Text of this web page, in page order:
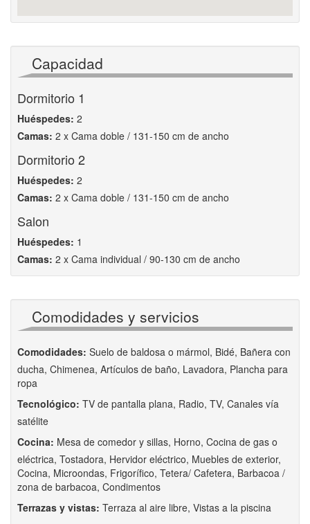
Capacidad
Dormitorio 1
Huéspedes: 2
Camas: 2 x Cama doble / 131-150 cm de ancho
Dormitorio 2
Huéspedes: 2
Camas: 2 x Cama doble / 131-150 cm de ancho
Salon
Huéspedes: 1
Camas: 2 x Cama individual / 90-130 cm de ancho
Comodidades y servicios
Comodidades: Suelo de baldosa o mármol, Bidé, Bañera con
ducha, Chimenea, Artículos de baño, Lavadora, Plancha para
ropa
Tecnológico: TV de pantalla plana, Radio, TV, Canales vía
satélite
Cocina: Mesa de comedor y sillas, Horno, Cocina de gas o
eléctrica, Tostadora, Hervidor eléctrico, Muebles de exterior,
Cocina, Microondas, Frigorífico, Tetera/ Cafetera, Barbacoa /
zona de barbacoa, Condimentos
Terrazas y vistas: Terraza al aire libre, Vistas a la piscina